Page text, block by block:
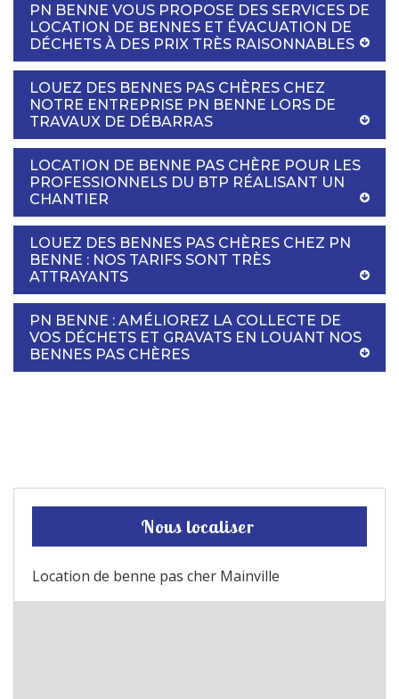
PN BENNE VOUS PROPOSE DES SERVICES DE
LOCATION DE BENNES ET ÉVACUATION DE
DÉCHETS À DES PRIX TRÈS RAISONNABLES
LOUEZ DES BENNES PAS CHÈRES CHEZ
NOTRE ENTREPRISE PN BENNE LORS DE
TRAVAUX DE DÉBARRAS
LOCATION DE BENNE PAS CHÈRE POUR LES
PROFESSIONNELS DU BTP RÉALISANT UN
CHANTIER
LOUEZ DES BENNES PAS CHÈRES CHEZ PN
BENNE : NOS TARIFS SONT TRÈS
ATTRAYANTS
PN BENNE : AMÉLIOREZ LA COLLECTE DE
VOS DÉCHETS ET GRAVATS EN LOUANT NOS
BENNES PAS CHÈRES
Nous localiser
Location de benne pas cher Mainville